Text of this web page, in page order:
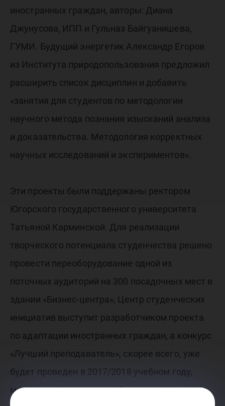
иностранных граждан, авторы: Диана
Джунусова, ИПП и Гульназ Байгуанишева,
ГУМИ. Будущий энергетик Александр Егоров
из Института природопользования предложил
расширить список дисциплин и добавить
«занятия для студентов по методологии
научного метода познания изысканий анализа
и доказательства. Методология корректных
научных исследований и экспериментов».
Эти проекты были поддержаны ректором
Югорского государственного университета
Татьяной Карминской. Для реализации
творческого потенциала студенчества решено
провести переоборудование одной из
поточных аудиторий на 300 посадочных мест в
здании «Бизнес-центра», Центр студенческих
инициатив выступит разработчиком проекта
по адаптации иностранных граждан, а конкурс
«Лучший преподаватель», скорее всего, уже
будет проведен в 2017/2018 учебном году,
мастерская национальной моды откроется на